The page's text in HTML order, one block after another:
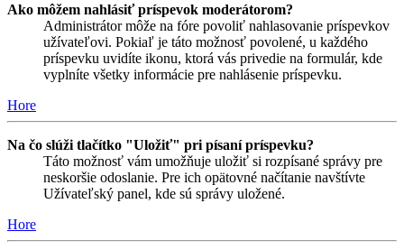
Ako môžem nahlásiť príspevok moderátorom?
Administrátor môže na fóre povoliť nahlasovanie príspevkov
užívateľovi. Pokiaľ je táto možnosť povolené, u každého
príspevku uvidíte ikonu, ktorá vás privedie na formulár, kde
vyplníte všetky informácie pre nahlásenie príspevku.
Hore
Na čo slúži tlačítko "Uložiť" pri písaní príspevku?
Táto možnosť vám umožňuje uložiť si rozpísané správy pre
neskoršie odoslanie. Pre ich opätovné načítanie navštívte
Užívateľský panel, kde sú správy uložené.
Hore